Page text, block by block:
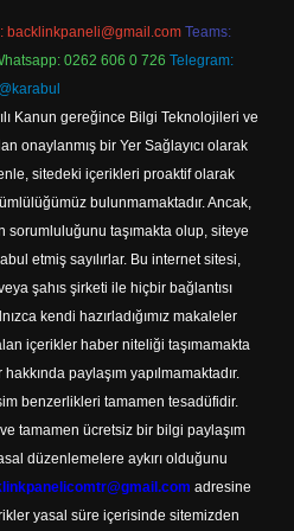
backlinkpaneli@gmail.com Teams:
0262 606 0 726 Telegram:
@karabul
Kanun gereğince Bilgi Teknolojileri ve
onaylanmış bir Yer Sağlayıcı olarak
sitedeki içerikleri proaktif olarak
bulunmamaktadır. Ancak,
sorumluluğunu taşımakta olup, siteye
etmiş sayılırlar. Bu internet sitesi,
şahıs şirketi ile hiçbir bağlantısı
kendi hazırladığımız makaleler
içerikler haber niteliği taşımamakta
paylaşım yapılmamaktadır.
benzerlikleri tamamen tesadüfidir.
tamamen ücretsiz bir bilgi paylaşım
düzenlemelere aykırı olduğunu
adresine
yasal süre içerisinde sitemizden